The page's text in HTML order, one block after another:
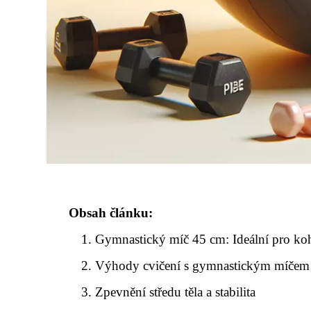
Obsah článku:
Gymnastický míč 45 cm: Ideální pro
Výhody cvičení s gymnastickým míčem
Zpevnění středu těla a stabilita